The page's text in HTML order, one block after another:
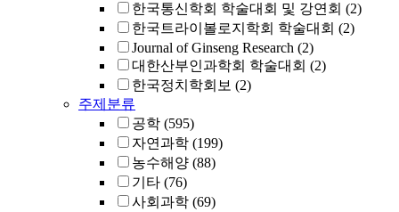
한국통신학회 학술대회 및 강연회 (2)
한국트라이볼로지학회 학술대회 (2)
Journal of Ginseng Research (2)
대한산부인과학회 학술대회 (2)
한국정치학회보 (2)
주제분류
공학 (595)
자연과학 (199)
농수해양 (88)
기타 (76)
사회과학 (69)